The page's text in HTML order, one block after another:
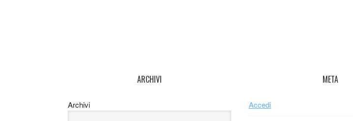
ARCHIVI
Archivi
META
Accedi